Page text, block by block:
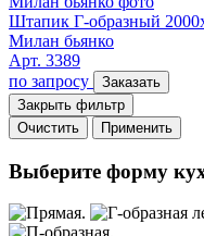
Штапик Г-образный
Милан бьянко
Арт. 3389
по запросу
Заказать
Закрыть фильтр
Очистить
Применить
Выберите форму